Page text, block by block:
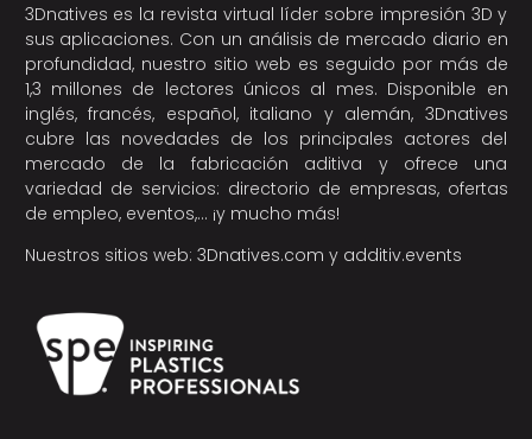
3Dnatives es la revista virtual líder sobre impresión 3D y
sus aplicaciones. Con un análisis de mercado diario en
profundidad, nuestro sitio web es seguido por más de
1,3 millones de lectores únicos al mes. Disponible en
inglés, francés, español, italiano y alemán, 3Dnatives
cubre las novedades de los principales actores del
mercado de la fabricación aditiva y ofrece una
variedad de servicios: directorio de empresas, ofertas
de empleo, eventos,… ¡y mucho más!
Nuestros sitios web: 3Dnatives.com y additiv.events